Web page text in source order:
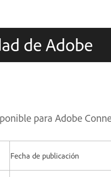
de Adobe
para Adobe
Fecha de publicación